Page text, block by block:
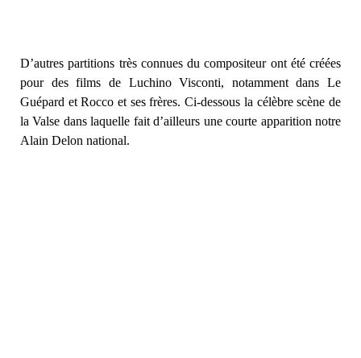
D’autres partitions très connues du compositeur ont été créées
pour des films de Luchino Visconti, notamment dans Le
Guépard et Rocco et ses frères. Ci-dessous la célèbre scène de
la Valse dans laquelle fait d’ailleurs une courte apparition notre
Alain Delon national.